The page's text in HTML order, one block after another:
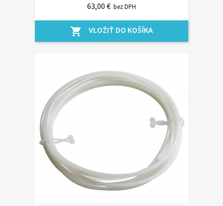
63,00 € bez DPH
shopping_cart VLOŽIŤ DO KOŠÍKA